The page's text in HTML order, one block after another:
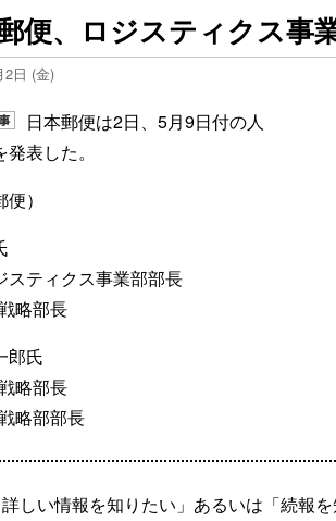
便、ロジスティクス事
2日 (金)
日本郵便は2日、5月9日付の人
表した。
便）
スティクス事業部部長
略部長
郎氏
略部長
略部部長
しい情報を知りたい」あるいは「続報